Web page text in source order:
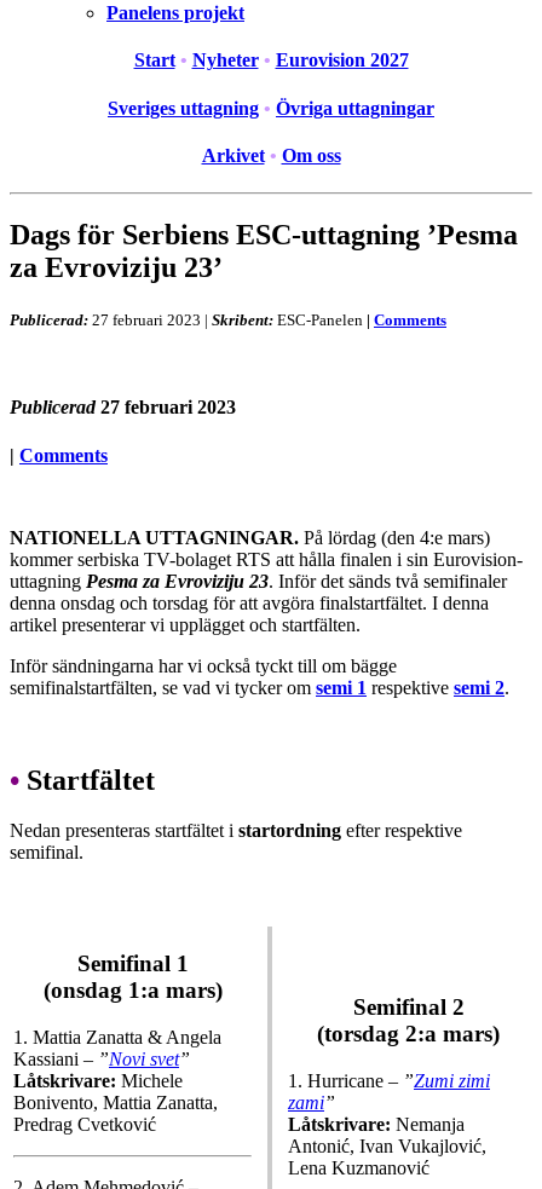
Panelens projekt
Start • Nyheter • Eurovision 2027
Sveriges uttagning • Övriga uttagningar
Arkivet • Om oss
Dags för Serbiens ESC-uttagning ’Pesma
za Evroviziju 23’
Publicerad: 27 februari 2023 | Skribent: ESC-Panelen | Comments
Publicerad 27 februari 2023
| Comments
NATIONELLA UTTAGNINGAR. På lördag (den 4:e mars)
kommer serbiska TV-bolaget RTS att hålla finalen i sin Eurovision-
uttagning Pesma za Evroviziju 23. Inför det sänds två semifinaler
denna onsdag och torsdag för att avgöra finalstartfältet. I denna
artikel presenterar vi upplägget och startfälten.
Inför sändningarna har vi också tyckt till om bägge
semifinalstartfälten, se vad vi tycker om semi 1 respektive semi 2.
• Startfältet
Nedan presenteras startfältet i startordning efter respektive
semifinal.
Semifinal 1
(onsdag 1:a mars)
1. Mattia Zanatta & Angela
Kassiani – ”Novi svet”
Låtskrivare: Michele
Bonivento, Mattia Zanatta,
Predrag Cvetković
Semifinal 2
(torsdag 2:a mars)
1. Hurricane – ”Zumi zimi
zami”
Låtskrivare: Nemanja
Antonić, Ivan Vukajlović,
Lena Kuzmanović